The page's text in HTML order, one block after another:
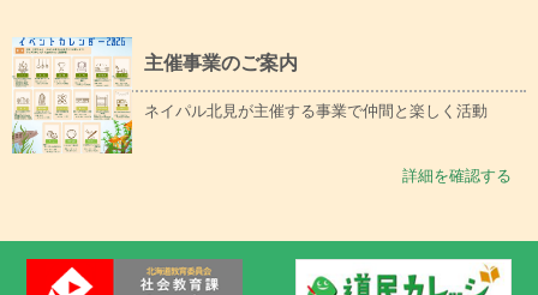
主催事業のご案内
ネイパル北見が主催する事業で仲間と楽しく活動
詳細を確認する